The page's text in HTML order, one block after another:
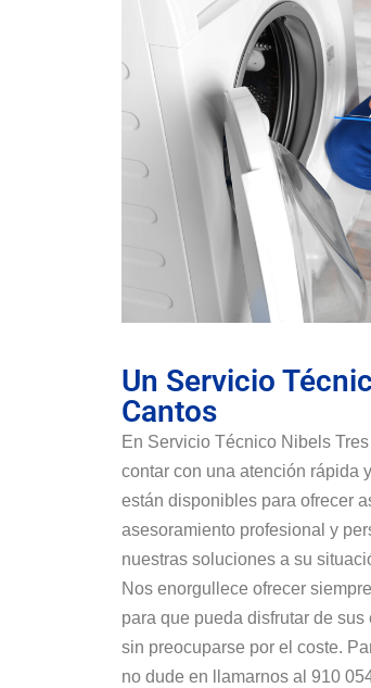
Un Servicio
Cantos
En Servicio Técnico Nibels
contar con una atención rápida
están disponibles para ofrecer
asesoramiento profesional y
nuestras soluciones a su
Nos enorgullece ofrecer
para que pueda disfrutar de
sin preocuparse por el coste.
no dude en llamarnos al 910